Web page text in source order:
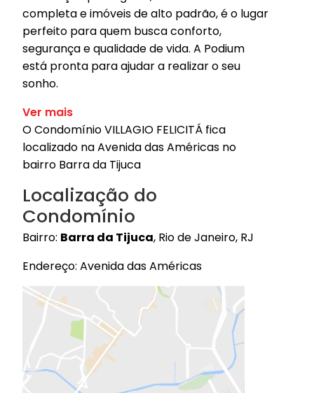
completa e imóveis de alto padrão, é o lugar
perfeito para quem busca conforto,
segurança e qualidade de vida. A Podium
está pronta para ajudar a realizar o seu
sonho.
Ver mais
O Condomínio VILLAGIO FELICITÁ fica
localizado na Avenida das Américas no
bairro Barra da Tijuca
Localização do
Condomínio
Bairro: Barra da Tijuca, Rio de Janeiro, RJ
Endereço: Avenida das Américas